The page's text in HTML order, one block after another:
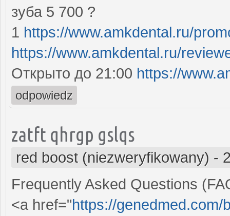
зуба 5 700 ?
1 https://www.amkdental.ru/
https://www.amkdental.ru/
Открыто до 21:00 https://
odpowiedz
zatft qhrgp gslqs
red boost (niezweryfikowany) -
Frequently Asked Questions
<a href="https://genedmed.com/